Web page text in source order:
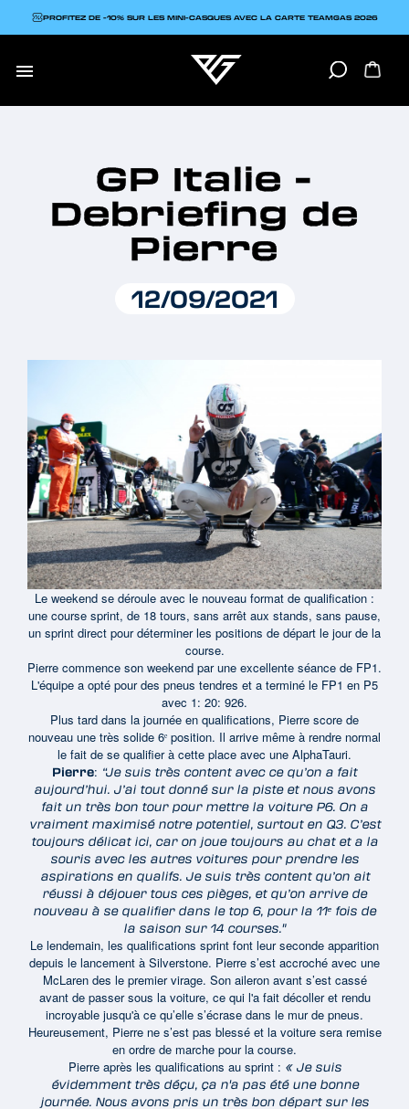

PROFITEZ DE -10% SUR LES MINI-CASQUES AVEC LA CARTE TEAMGAS 2026
GP Italie -
Debriefing de
Pierre
12/09/2021
Le weekend se déroule avec le nouveau format de qualification :
une course sprint, de 18 tours, sans arrêt aux stands, sans pause,
un sprint direct pour déterminer les positions de départ le jour de la
course.
Pierre commence son weekend par une excellente séance de FP1.
L'équipe a opté pour des pneus tendres et a terminé le FP1 en P5
avec 1: 20: 926.
Plus tard dans la journée en qualifications, Pierre score de
nouveau une très solide 6ᵉ position. Il arrive même à rendre normal
le fait de se qualifier à cette place avec une AlphaTauri.
Pierre: “Je suis très content avec ce qu’on a fait
aujourd’hui. J’ai tout donné sur la piste et nous avons
fait un très bon tour pour mettre la voiture P6. On a
vraiment maximisé notre potentiel, surtout en Q3. C’est
toujours délicat ici, car on joue toujours au chat et a la
souris avec les autres voitures pour prendre les
aspirations en qualifs. Je suis très content qu’on ait
réussi à déjouer tous ces pièges, et qu’on arrive de
nouveau à se qualifier dans le top 6, pour la 11ᵉ fois de
la saison sur 14 courses."
Le lendemain, les qualifications sprint font leur seconde apparition
depuis le lancement à Silverstone. Pierre s’est accroché avec une
McLaren des le premier virage. Son aileron avant s’est cassé
avant de passer sous la voiture, ce qui l'a fait décoller et rendu
incroyable jusqu'à ce qu’elle s’écrase dans le mur de pneus.
Heureusement, Pierre ne s’est pas blessé et la voiture sera remise
en ordre de marche pour la course.
Pierre après les qualifications au sprint : « Je suis
évidemment très déçu, ça n'a pas été une bonne
journée. Nous avons pris un très bon départ sur les